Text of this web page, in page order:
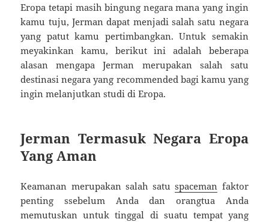
Eropa tetapi masih bingung negara mana yang ingin
kamu tuju, Jerman dapat menjadi salah satu negara
yang patut kamu pertimbangkan. Untuk semakin
meyakinkan kamu, berikut ini adalah beberapa
alasan mengapa Jerman merupakan salah satu
destinasi negara yang recommended bagi kamu yang
ingin melanjutkan studi di Eropa.
Jerman Termasuk Negara Eropa
Yang Aman
Keamanan merupakan salah satuspaceman faktor
penting ssebelum Anda dan orangtua Anda
memutuskan untuk tinggal di suatu tempat yang